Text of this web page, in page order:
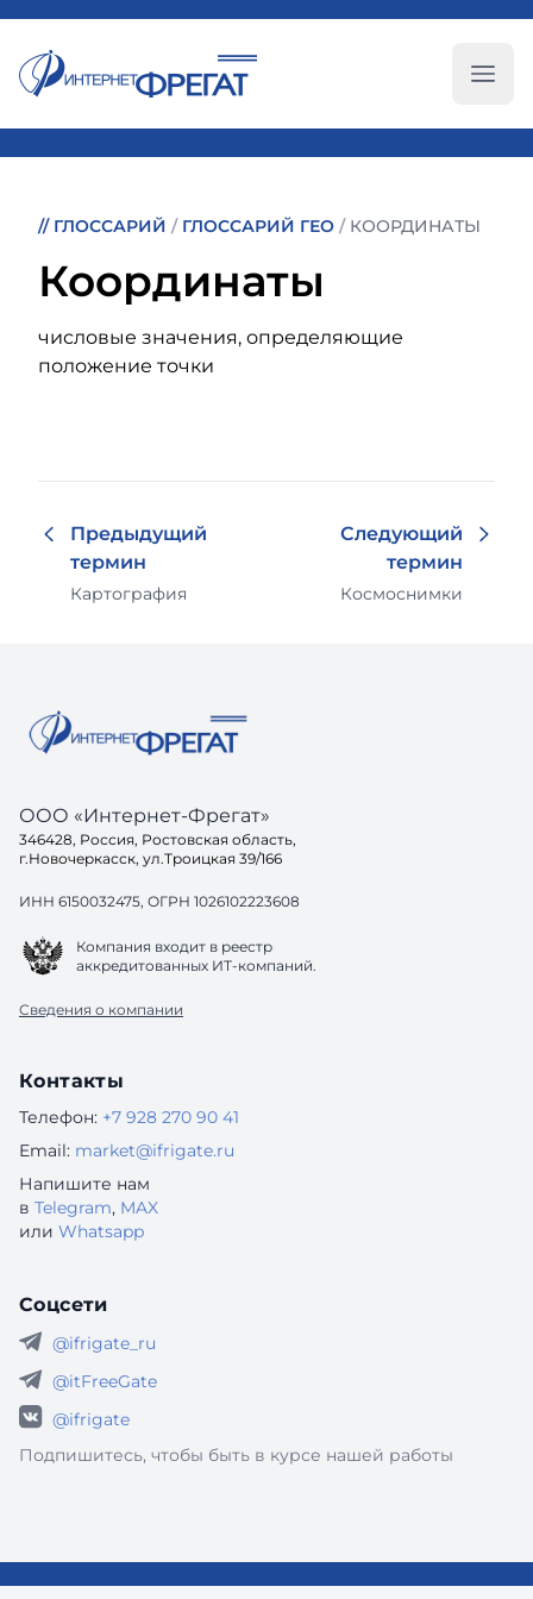
// ГЛОССАРИЙ / ГЛОССАРИЙ ГЕО / КООРДИНАТЫ
Координаты
числовые значения, определяющие
положение точки
Предыдущий
термин
Картография
Следующий
термин
Космоснимки
ООО «Интернет-Фрегат»
346428, Россия, Ростовская область,
г.Новочеркасск, ул.Троицкая 39/166
ИНН 6150032475, ОГРН 1026102223608
Компания входит в реестр
аккредитованных ИТ-компаний.
Сведения о компании
Контакты
Телефон: +7 928 270 90 41
Email: market@ifrigate.ru
Напишите нам
в Telegram, MAX
или Whatsapp
Соцсети
@ifrigate_ru
@itFreeGate
@ifrigate
Подпишитесь, чтобы быть в курсе нашей работы